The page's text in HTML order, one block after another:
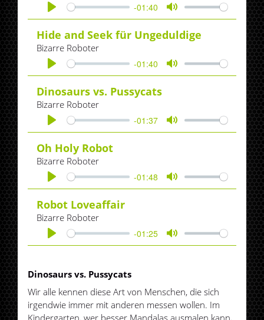
Play
-01:40
Mute
Hide and Seek für Ungeduldige
Bizarre Roboter
Play
-01:40
Mute
Dinosaurs vs. Pussycats
Bizarre Roboter
Play
-01:37
Mute
Oh Holy Robot
Bizarre Roboter
Play
-01:48
Mute
Robot Loveaffair
Bizarre Roboter
Play
-01:25
Mute
Dinosaurs vs. Pussycats
Wir alle kennen diese Art von Menschen, die sich
irgendwie immer mit anderen messen wollen. Im
Kindergarten, wer besser Mandalas ausmalen kann,